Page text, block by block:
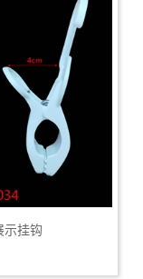
示挂钩